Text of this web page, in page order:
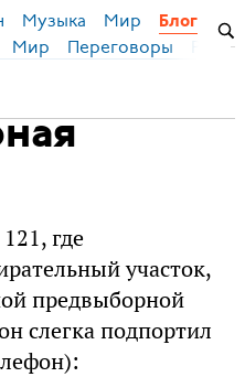
Музыка Мир Блог
Мир Переговоры
где
участок,
предвыборной
слегка подпортил